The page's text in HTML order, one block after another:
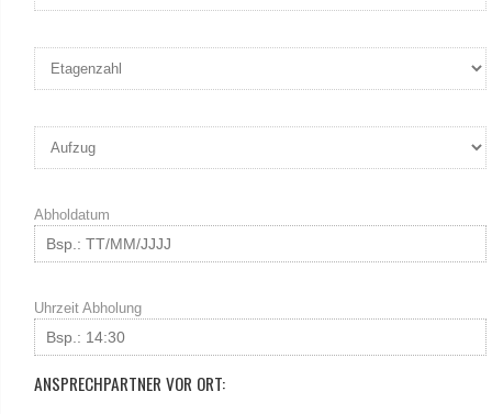
Abholdatum
Uhrzeit Abholung
ANSPRECHPARTNER VOR ORT: